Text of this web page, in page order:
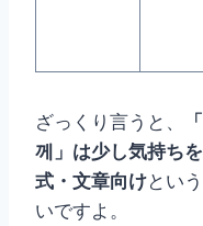
ざっくり言うと、
께」は少し気持ち
式・文章向けとい
いですよ。